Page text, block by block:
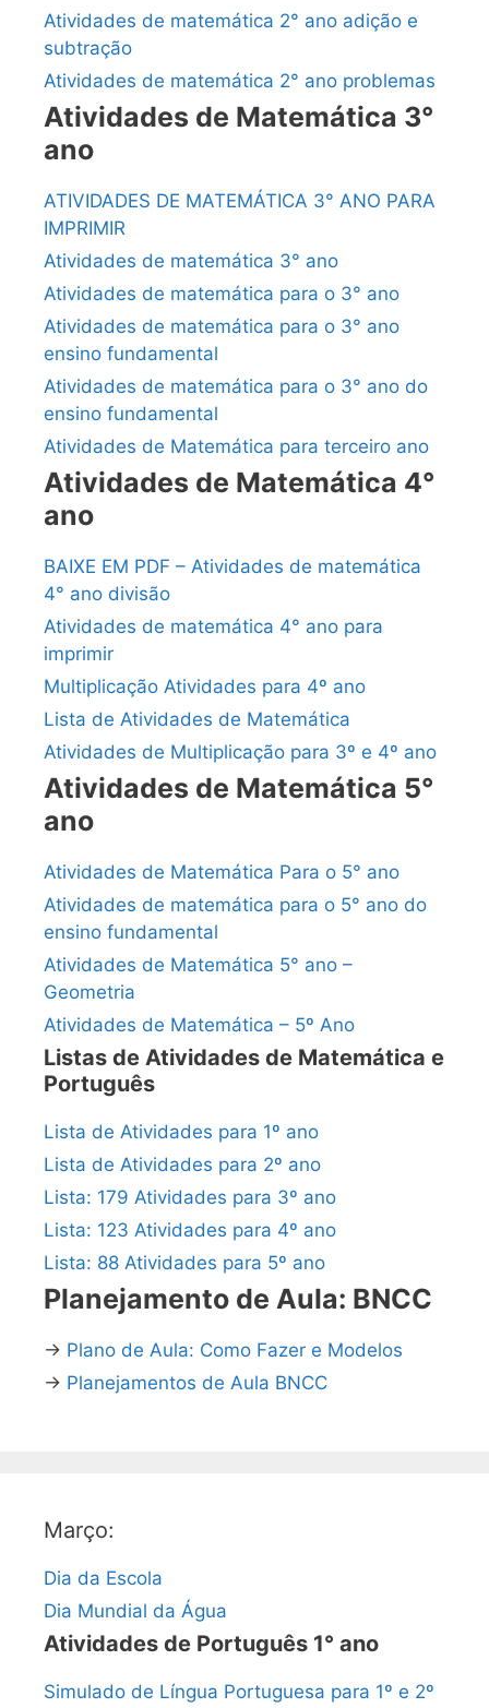
Atividades de matemática 2° ano adição e
subtração
Atividades de matemática 2° ano problemas
Atividades de Matemática 3°
ano
ATIVIDADES DE MATEMÁTICA 3° ANO PARA
IMPRIMIR
Atividades de matemática 3° ano
Atividades de matemática para o 3° ano
Atividades de matemática para o 3° ano
ensino fundamental
Atividades de matemática para o 3° ano do
ensino fundamental
Atividades de Matemática para terceiro ano
Atividades de Matemática 4°
ano
BAIXE EM PDF – Atividades de matemática
4° ano divisão
Atividades de matemática 4° ano para
imprimir
Multiplicação Atividades para 4º ano
Lista de Atividades de Matemática
Atividades de Multiplicação para 3º e 4º ano
Atividades de Matemática 5°
ano
Atividades de Matemática Para o 5° ano
Atividades de matemática para o 5° ano do
ensino fundamental
Atividades de Matemática 5° ano –
Geometria
Atividades de Matemática – 5º Ano
Listas de Atividades de Matemática e
Português
Lista de Atividades para 1º ano
Lista de Atividades para 2º ano
Lista: 179 Atividades para 3º ano
Lista: 123 Atividades para 4º ano
Lista: 88 Atividades para 5º ano
Planejamento de Aula: BNCC
→ Plano de Aula: Como Fazer e Modelos
→ Planejamentos de Aula BNCC
Março:
Dia da Escola
Dia Mundial da Água
Atividades de Português 1° ano
Simulado de Língua Portuguesa para 1º e 2º